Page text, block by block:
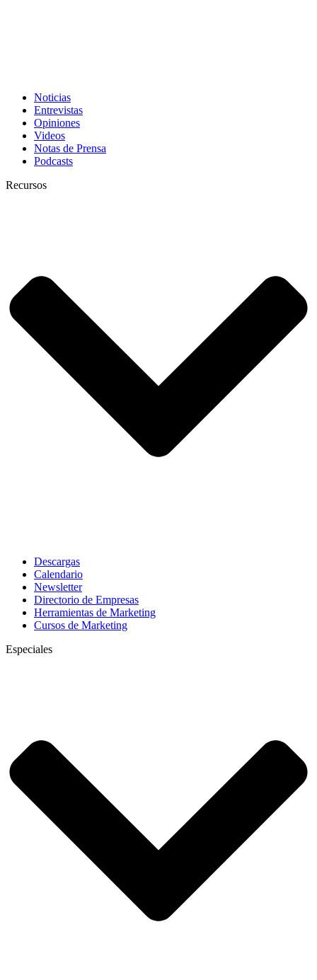
Noticias
Entrevistas
Opiniones
Videos
Notas de Prensa
Podcasts
Recursos
Descargas
Calendario
Newsletter
Directorio de Empresas
Herramientas de Marketing
Cursos de Marketing
Especiales